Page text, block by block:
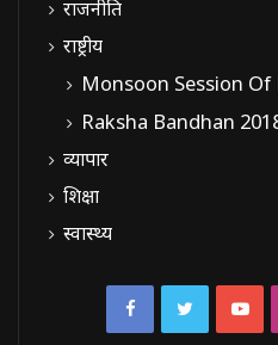
राजनीति
राष्ट्रीय
Monsoon Session
Raksha Bandhan
व्यापार
शिक्षा
स्वास्थ्य
FacebookTwitter